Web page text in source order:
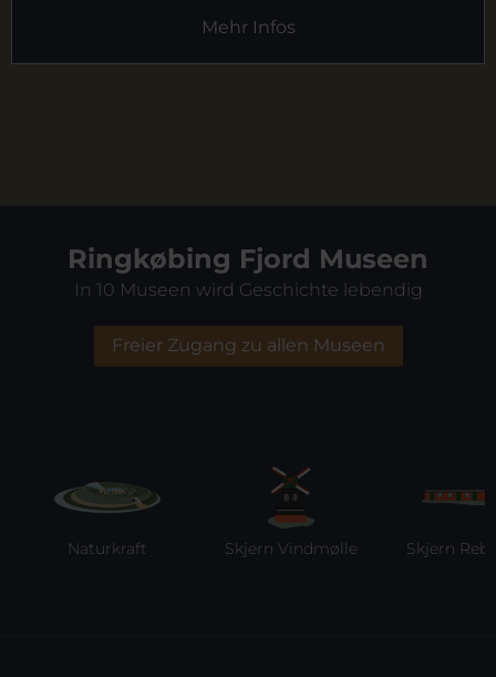
Mehr Infos
Ringkøbing Fjord Museen
In 10 Museen wird Geschichte lebendig
Freier Zugang zu allen Museen
Naturkraft Skjern Vindmølle Skjern